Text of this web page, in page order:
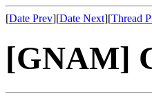
[Date Prev][Date Next][Thread
[GNAM]